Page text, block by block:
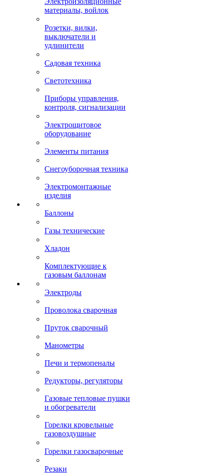
материалы, войлок
Розетки, вилки,
выключатели и
удлинители
Садовая техника
Светотехника
Приборы управления,
контроля, сигнализации
Электрощитовое
оборудование
Элементы питания
Снегоуборочная техника
Электромонтажные
изделия
Баллоны
Газы технические
Хладон
Комплектующие к
газовым баллонам
Электроды
Проволока сварочная
Пруток сварочный
Манометры
Печи и термопеналы
Редукторы, регуляторы
Газовые тепловые пушки
и обогреватели
Горелки кровельные
газовоздушные
Горелки газосварочные
Резаки